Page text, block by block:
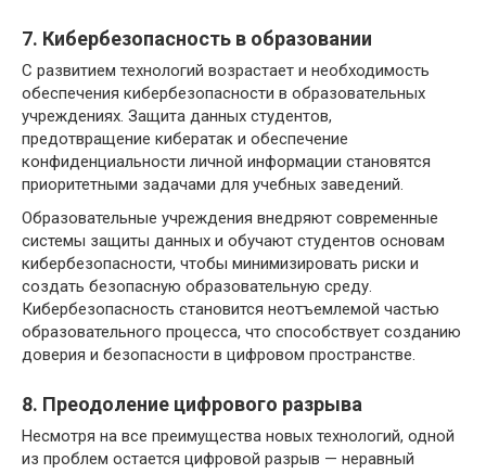
7. Кибербезопасность в образовании
С развитием технологий возрастает и необходимость
обеспечения кибербезопасности в образовательных
учреждениях. Защита данных студентов,
предотвращение кибератак и обеспечение
конфиденциальности личной информации становятся
приоритетными задачами для учебных заведений.
Образовательные учреждения внедряют современные
системы защиты данных и обучают студентов основам
кибербезопасности, чтобы минимизировать риски и
создать безопасную образовательную среду.
Кибербезопасность становится неотъемлемой частью
образовательного процесса, что способствует созданию
доверия и безопасности в цифровом пространстве.
8. Преодоление цифрового разрыва
Несмотря на все преимущества новых технологий, одной
из проблем остается цифровой разрыв — неравный